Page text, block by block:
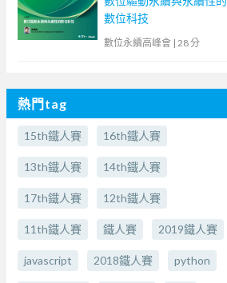
數位科技
數位永續高峰會 | 28 分
熱門tag
15th鐵人賽 16th鐵人賽
13th鐵人賽 14th鐵人賽
17th鐵人賽 12th鐵人賽
11th鐵人賽 鐵人賽 2019鐵人賽
javascript 2018鐵人賽 python